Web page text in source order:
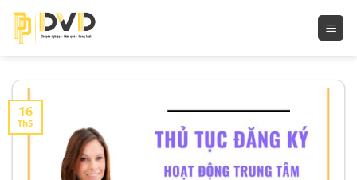
Bỏ
qua
16
Th5